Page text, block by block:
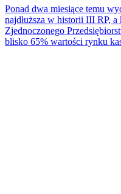
Ponad dwa miesiące temu
najdłuższa w historii III RP, a
Zjednoczonego
blisko 65% wartości rynku